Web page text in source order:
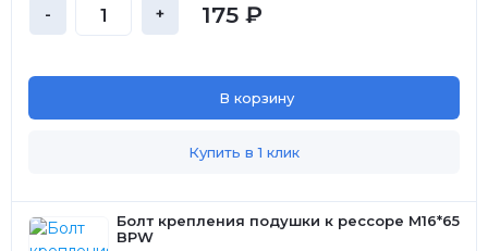
- + 175 ₽
В корзину
Купить в 1 клик
Болт крепления подушки к рессоре M16*65
BPW